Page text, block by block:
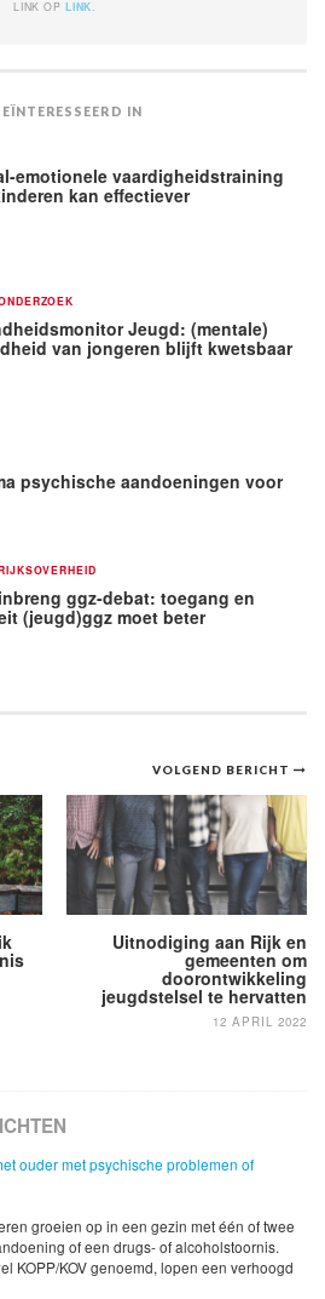
LINK OP LINK
IN
emotionele vaardigheidstraining
kan effectiever
Jeugd: (mentale)
van jongeren blijft kwetsbaar
psychische aandoeningen voor
ggz-debat: toegang en
(jeugd)ggz moet beter
VOLGEND BERICHT
Uitnodiging aan Rijk en
gemeenten om
doorontwikkeling
jeugdstelsel te hervatten
12 APRIL 2022
ouder met psychische problemen of
groeien op in een gezin met één of twee
of een drugs- of alcoholstoornis.
KOPP/KOV genoemd, lopen een verhoogd